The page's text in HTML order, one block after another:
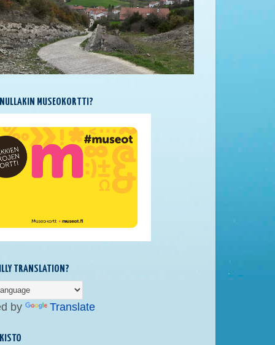
MUSEOKORTTI?
TRANSLATION?
by Translate